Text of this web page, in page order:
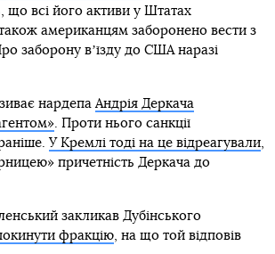
що всі його активи у Штатах
американцям заборонено вести з
заборону вʼїзду до США наразі
нардепаАндрія Деркача
. Проти нього санкції
У Кремлі тоді на це відреагували,
причетність Деркача до
закликав Дубінського
фракцію, на що той відповів